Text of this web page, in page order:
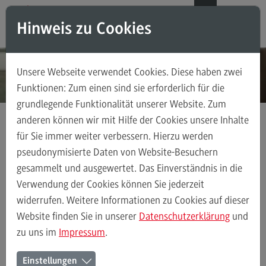
Direkt zum Inhalt
Direkt zum Hauptmenu
Direkt zum Footer
Modul-O-Mat
Masterstudiengänge
Accounting, Controlling, Taxation
Accounting, Controlling, Taxation
Modulangebot
Berufsperspektiven
Kontakt
Advanced Practice in Healthcare
Advanced Practice in Healthcare
Rahmenbedingungen
Kontakt Ansprechpersonen Weiterbildung
Ansprechpersonen Alle Kontakte (alphabetisch)
Ansprechpersonen des Bereichs
Hinweis zu Cookies
Unsere Webseite verwendet Cookies. Diese haben zwei
Funktionen: Zum einen sind sie erforderlich für die
grundlegende Funktionalität unserer Website. Zum
anderen können wir mit Hilfe der Cookies unsere Inhalte
für Sie immer weiter verbessern. Hierzu werden
pseudonymisierte Daten von Website-Besuchern
gesammelt und ausgewertet. Das Einverständnis in die
Verwendung der Cookies können Sie jederzeit
widerrufen. Weitere Informationen zu Cookies auf dieser
Website finden Sie in unserer Datenschutzerklärung und
zu uns im Impressum.
Einstellungen